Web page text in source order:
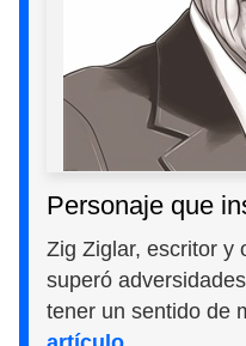
Personaje que
Zig Ziglar, escritor y
superó
tener un sentido de